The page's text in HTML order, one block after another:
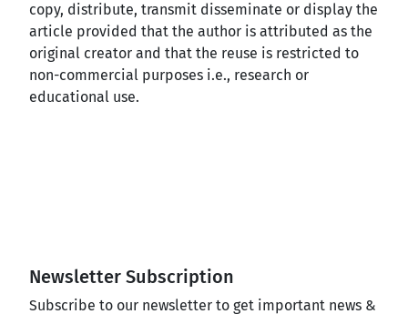
copy, distribute, transmit disseminate or display the
article provided that the author is attributed as the
original creator and that the reuse is restricted to
non-commercial purposes i.e., research or
educational use.
Newsletter Subscription
Subscribe to our newsletter to get important news &